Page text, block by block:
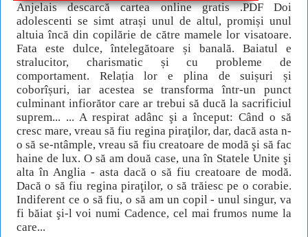
Anjelais descarcă cartea online gratis .PDF Doi
adolescenti se simt atrași unul de altul, promiși unul
altuia încă din copilărie de către mamele lor visatoare.
Fata este dulce, întelegătoare și banală. Baiatul e
stralucitor, charismatic și cu probleme de
comportament. Relația lor e plina de suișuri și
coborîșuri, iar acestea se transforma într-un punct
culminant infiorător care ar trebui să ducă la sacrificiul
suprem... ... A respirat adânc şi a început: Când o să
cresc mare, vreau să fiu regina piraţilor, dar, dacă asta n-
o să se-ntâmple, vreau să fiu creatoare de modă şi să fac
haine de lux. O să am două case, una în Statele Unite şi
alta în Anglia - asta dacă o să fiu creatoare de modă.
Dacă o să fiu regina piraţilor, o să trăiesc pe o corabie.
Indiferent ce o să fiu, o să am un copil - unul singur, va
fi băiat şi-l voi numi Cadence, cel mai frumos nume la
care...